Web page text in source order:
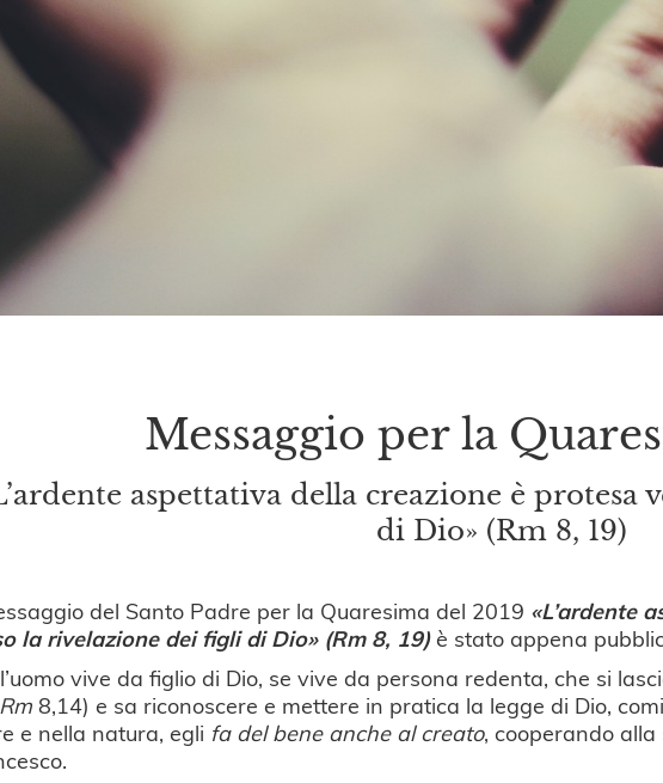
Messaggio per la
aspettativa della creazione è
di Dio» (Rm 8, 19)
del Santo Padre per la Quaresima del 2019 «L’ardente
la rivelazione dei figli di Dio» (Rm 8, 19)è stato appena
vive da figlio di Dio, se vive da persona redenta, che si
Rm 8,14) e sa riconoscere e mettere in pratica la legge di Dio,
e nella natura, egli fa del bene anche al creato, cooperando